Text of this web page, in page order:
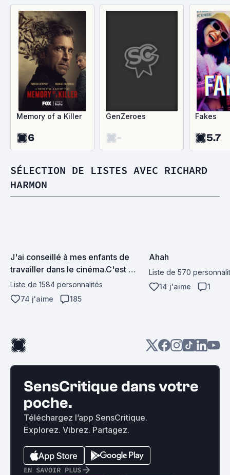
Memory of a Killer
6
GenZeroes
-
Fakes
5.7
SÉLECTION DE LISTES AVEC RICHARD
HARMON
J'ai conseillé à mes enfants de
travailler dans le cinéma.C'est
bien payé et on est nourri à midi
Liste de 1584 personnalités
74 j'aime
185
Ahah
Liste de 570
14 j'aime
1
SensCritique dans votre
poche.
Téléchargez l’app SensCritique.
Explorez. Vibrez. Partagez.
EN SAVOIR PLUS